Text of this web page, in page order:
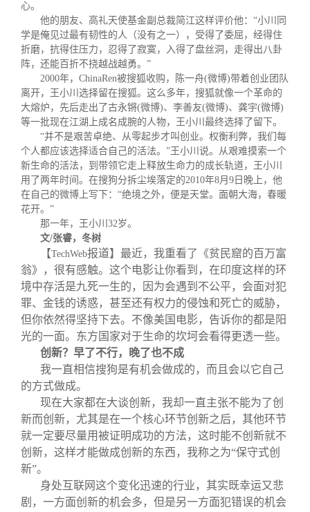
校友讲坛
校友视界
实用信息
总会章程
理事会名单
制度法规
联系我们
心。
他的朋友、高礼天使基金副总裁简江这样评价他：“小川同
学是俺见过最有韧性的人（没有之一），受得了委屈，经得住
折磨，抗得住压力，忍得了寂寞，入得了盘丝洞，走得出八卦
阵，还能百折不挠越战越勇。”
2000年， ChinaRen被搜狐收购，陈一舟(微博)带着创业团队
离开，王小川选择留在搜狐。这么多年，搜狐就像一个革命的
大熔炉，先后走出了古永锵(微博)、李善友(微博)、龚宇(微博)
等一批现在江湖上成名成腕的人物，王小川最终选择了留下。
“并不是艰苦卓绝、从零起步才叫创业。权衡利弊，我们每
个人都应该选择适合自己的活法。”王小川说。从艰难摸索一个
新生命的活法，到带领它走上释放生命力的成长轨道，王小川
用了两年时间。在搜狗分拆尘埃落定的2010年8月 9 日晚上，他
在自己的微博上写下：“绝境之外，便是天堂。面朝大海，春暖
花开。”
那一年，王小川 32岁。
文/张睿，冬树
【TechWeb报道】最近，我重看了《贫民窟的百万富
翁》，很有感触。这个电影让你看到，在印度这样的环
境中存活是九死一生的，因为会遇到不公平，会面对犯
罪、金钱的诱惑，甚至还有权力的侵蚀和死亡的威胁，
但你依然得坚持下去。不像美国电影，告诉你的都是阳
光的一面。东方国家对于生命的坎坷会看得更透一些。
创新？早了不行，晚了也不成
我一直相信搜狗是有机会做成的，而且会以它自己
的方式做成。
现在大家都在大谈创新，我却一直主张不能为了创
新而创新，尤其是在一个核心环节创新之后，其他环节
就一定要尽量用被证明成功的方法，这时能不创新就不
创新，这样才能做成创新的东西，我称之为“保守式创
新”。
身处互联网这个变化迅速的行业，其实既幸运又悲
剧，一方面创新的机会多，但是另一方面犯错误的机会